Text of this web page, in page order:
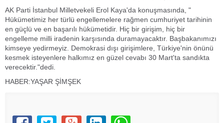
AK Parti İstanbul Milletvekeli Erol Kaya'da konuşmasında, "
Hükümetimiz her türlü engellemelere rağmen cumhuriyet tarihinin
en güçlü ve en başarılı hükümetidir. Hiç bir girişim, hiç bir
engelleme milli iradenin karşısında duramayacaktır. Başbakanımızı
kimseye yedirmeyiz. Demokrasi dışı girişimlere, Türkiye'nin önünü
kesmek isteyenlere halkımız en güzel cevabı 30 Mart'ta sandıkta
verecektir."dedi.
HABER:YAŞAR ŞİMŞEK